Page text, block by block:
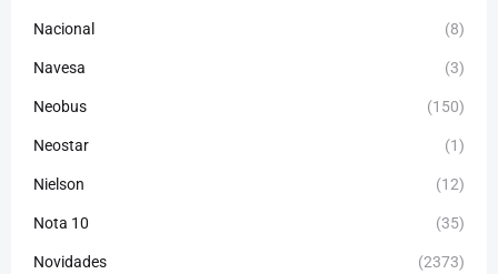
Nacional (8)
Navesa (3)
Neobus (150)
Neostar (1)
Nielson (12)
Nota 10 (35)
Novidades (2373)